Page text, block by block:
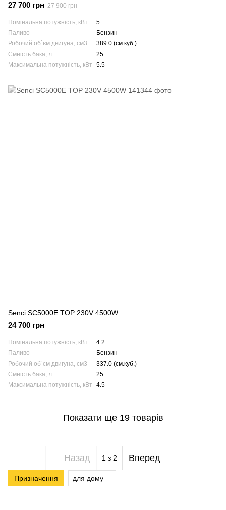
27 700 грн 27 900 грн
Номінальна потужність, кВт
5
Паливо
Бензин
Робочий об`єм двигуна, см3
389.0 (см.куб.)
Ємність бака, л
25
Максимальна потужність, кВт
5.5
Senci SC5000E TOP 230V 4500W
24 700 грн
Номінальна потужність, кВт
4.2
Паливо
Бензин
Робочий об`єм двигуна, см3
337.0 (см.куб.)
Ємність бака, л
25
Максимальна потужність, кВт
4.5
Показати ще 19 товарів
Назад 1 з 2 Вперед
Призначення для дому